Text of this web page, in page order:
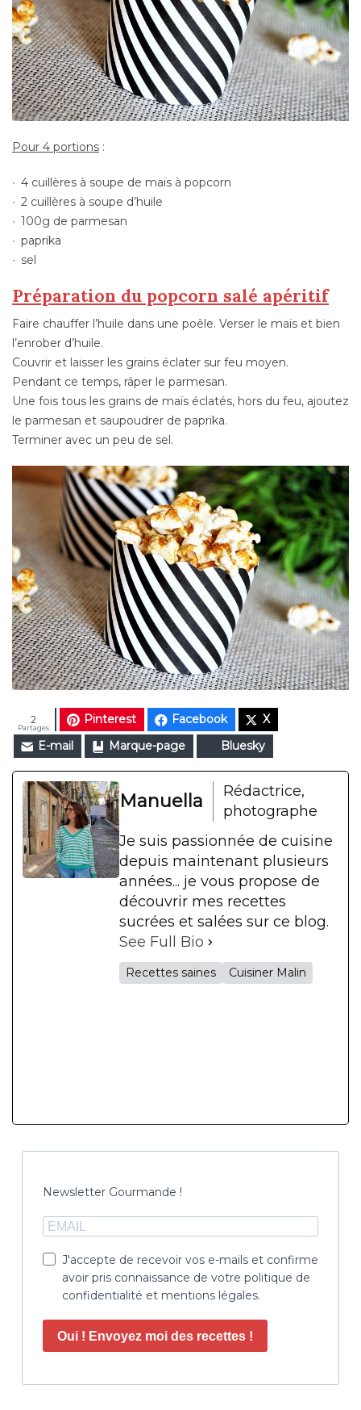
Pour 4 portions :
4 cuillères à soupe de maïs à popcorn
2 cuillères à soupe d’huile
100g de parmesan
paprika
sel
Préparation du popcorn salé apéritif
Faire chauffer l’huile dans une poêle. Verser le maïs et bien
l’enrober d’huile.
Couvrir et laisser les grains éclater sur feu moyen.
Pendant ce temps, râper le parmesan.
Une fois tous les grains de maïs éclatés, hors du feu, ajoutez
le parmesan et saupoudrer de paprika.
Terminer avec un peu de sel.
Pinterest Facebook
X
E-mail
Marque-page Bluesky
Partages
2
Manuella
Rédactrice,
photographe
Je suis passionnée de cuisine
depuis maintenant plusieurs
années... je vous propose de
découvrir mes recettes
sucrées et salées sur ce blog.
See Full Bio
Recettes saines Cuisiner Malin
Newsletter Gourmande !
J'accepte de recevoir vos e-mails et confirme
avoir pris connaissance de votre politique de
confidentialité et mentions légales.
Oui ! Envoyez moi des recettes !